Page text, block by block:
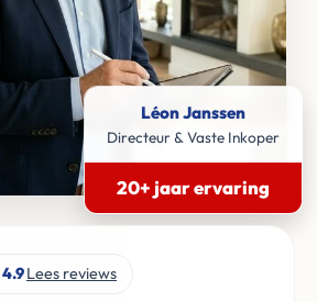
Léon Janssen
Directeur & Vaste Inkoper
20+ jaar ervaring
4.9Lees reviews